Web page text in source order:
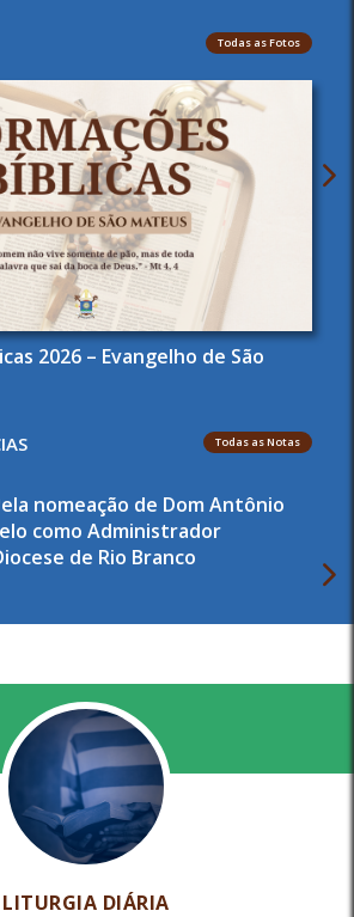
Todas as Fotos
2026 – Evangelho de São
Todas as Notas
nomeação de Dom Antônio
como Administrador
de Rio Branco
LITURGIA DIÁRIA